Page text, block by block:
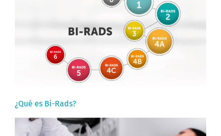
¿Qué es Bi-Rads?